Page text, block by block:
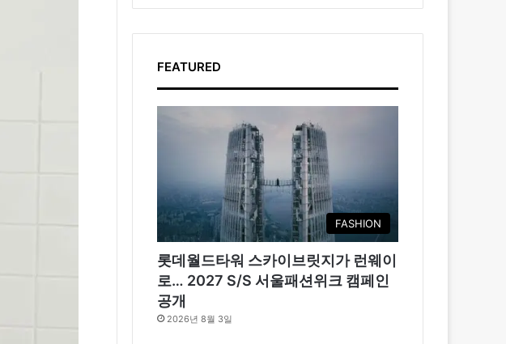
FEATURED
FASHION
롯데월드타워 스카이브릿지가 런웨이
로… 2027 S/S 서울패션위크 캠페인
공개
2026년 8월 3일